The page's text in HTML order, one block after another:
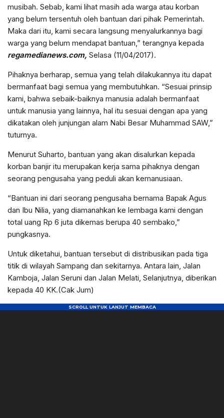
musibah. Sebab, kami lihat masih ada warga atau korban
yang belum tersentuh oleh bantuan dari pihak Pemerintah.
Maka dari itu, kami secara langsung menyalurkannya bagi
warga yang belum mendapat bantuan,” terangnya kepada
regamedianews.com, Selasa (11/04/2017).
Pihaknya berharap, semua yang telah dilakukannya itu dapat
bermanfaat bagi semua yang membutuhkan. “Sesuai prinsip
kami, bahwa sebaik-baiknya manusia adalah bermanfaat
untuk manusia yang lainnya, hal itu sesuai dengan apa yang
dikatakan oleh junjungan alam Nabi Besar Muhammad SAW,”
tuturnya.
Menurut Suharto, bantuan yang akan disalurkan kepada
korban banjir itu merupakan kerja sama pihaknya dengan
seorang pengusaha yang peduli akan kemanusiaan.
“Bantuan ini dari seorang pengusaha bernama Bapak Agus
dan Ibu Nilia, yang diamanahkan ke lembaga kami dengan
total uang Rp 6 juta dikemas berupa 40 sembako,”
pungkasnya.
Untuk diketahui, bantuan tersebut di distribusikan pada tiga
titik di wilayah Sampang dan sekitarnya. Antara lain, Jalan
Kamboja, Jalan Seruni dan Jalan Melati, Selanjutnya, diberikan
kepada 40 KK.(Cak Jum)